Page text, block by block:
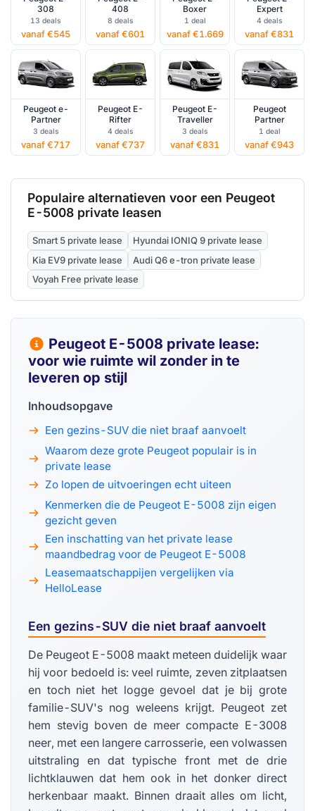
308
13 deals
vanaf €545
408
8 deals
vanaf €601
Boxer
1 deal
vanaf €1.669
Expert
4 deals
vanaf €831
Peugeot e-
Partner
3 deals
vanaf €717
Peugeot E-
Rifter
4 deals
vanaf €737
Peugeot E-
Traveller
3 deals
vanaf €831
Peugeot
Partner
1 deal
vanaf €943
Populaire alternatieven voor een Peugeot
E-5008 private leasen
Smart 5 private lease
Hyundai IONIQ 9 private lease
Kia EV9 private lease
Audi Q6 e-tron private lease
Voyah Free private lease
Peugeot E-5008 private lease:
voor wie ruimte wil zonder in te
leveren op stijl
Inhoudsopgave
Een gezins-SUV die niet braaf aanvoelt
Waarom deze grote Peugeot populair is in
private lease
Zo lopen de uitvoeringen echt uiteen
Kenmerken die de Peugeot E-5008 zijn eigen
gezicht geven
Een inschatting van het private lease
maandbedrag voor de Peugeot E-5008
Leasemaatschappijen vergelijken via
HelloLease
Een gezins-SUV die niet braaf aanvoelt
De Peugeot E-5008 maakt meteen duidelijk waar
hij voor bedoeld is: veel ruimte, zeven zitplaatsen
en toch niet het logge gevoel dat je bij grote
familie-SUV's nog weleens krijgt. Peugeot zet
hem stevig boven de meer compacte E-3008
neer, met een langere carrosserie, een volwassen
uitstraling en dat typische front met de drie
lichtklauwen dat hem ook in het donker direct
herkenbaar maakt. Binnen draait alles om licht,